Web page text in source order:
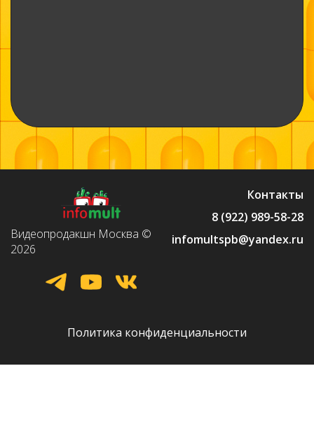
Видеопродакшн Москва ©
2026
Контакты
8 (922) 989-58-28
infomultspb@yandex.ru
Политика конфиденциальности